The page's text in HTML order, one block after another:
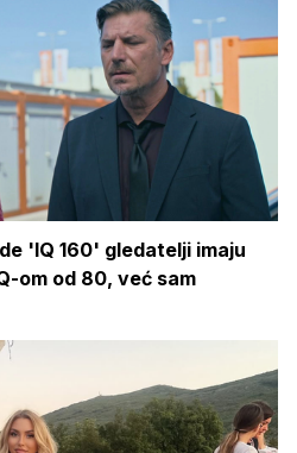
'IQ 160' gledatelji imaju
om od 80, već sam